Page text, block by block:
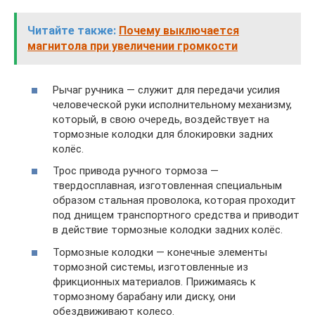
Читайте также: Почему выключается
магнитола при увеличении громкости
Рычаг ручника — служит для передачи усилия
человеческой руки исполнительному механизму,
который, в свою очередь, воздействует на
тормозные колодки для блокировки задних
колёс.
Трос привода ручного тормоза —
твердосплавная, изготовленная специальным
образом стальная проволока, которая проходит
под днищем транспортного средства и приводит
в действие тормозные колодки задних колёс.
Тормозные колодки — конечные элементы
тормозной системы, изготовленные из
фрикционных материалов. Прижимаясь к
тормозному барабану или диску, они
обездвиживают колесо.